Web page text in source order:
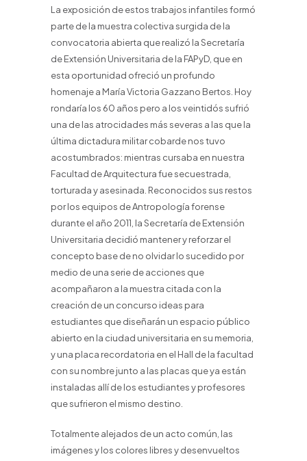
La exposición de estos trabajos infantiles formó
parte de la muestra colectiva surgida de la
convocatoria abierta que realizó la Secretaría
de Extensión Universitaria de la FAPyD, que en
esta oportunidad ofreció un profundo
homenaje a María Victoria Gazzano Bertos. Hoy
rondaría los 60 años pero a los veintidós sufrió
una de las atrocidades más severas a las que la
última dictadura militar cobarde nos tuvo
acostumbrados: mientras cursaba en nuestra
Facultad de Arquitectura fue secuestrada,
torturada y asesinada. Reconocidos sus restos
por los equipos de Antropología forense
durante el año 2011, la Secretaría de Extensión
Universitaria decidió mantener y reforzar el
concepto base de no olvidar lo sucedido por
medio de una serie de acciones que
acompañaron a la muestra citada con la
creación de un concurso ideas para
estudiantes que diseñarán un espacio público
abierto en la ciudad universitaria en su memoria,
y una placa recordatoria en el Hall de la facultad
con su nombre junto a las placas que ya están
instaladas allí de los estudiantes y profesores
que sufrieron el mismo destino.
Totalmente alejados de un acto común, las
imágenes y los colores libres y desenvueltos